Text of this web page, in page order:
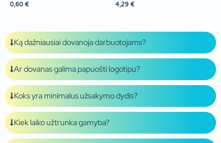
0,60 € 4,29 €
Ką dažniausiai dovanoja darbuotojams?
Ar dovanas galima papuošti logotipu?
Koks yra minimalus užsakymo dydis?
Kiek laiko užtrunka gamyba?